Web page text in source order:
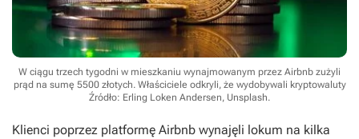
W ciągu trzech tygodni w mieszkaniu wynajmowanym przez Airbnb zużyli
prąd na sumę 5500 złotych. Właściciele odkryli, że wydobywali kryptowaluty
Źródło: Erling Loken Andersen, Unsplash.
Klienci poprzez platformę Airbnb wynajęli lokum na kilka